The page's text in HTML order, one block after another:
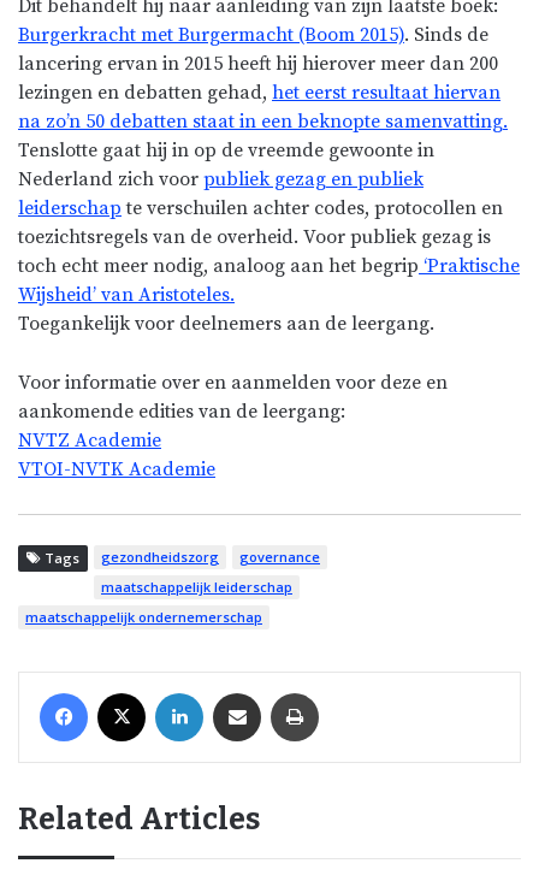
Dit behandelt hij naar aanleiding van zijn laatste boek:
Burgerkracht met Burgermacht (Boom 2015). Sinds de
lancering ervan in 2015 heeft hij hierover meer dan 200
lezingen en debatten gehad, het eerst resultaat hiervan
na zo’n 50 debatten staat in een beknopte samenvatting.
Tenslotte gaat hij in op de vreemde gewoonte in
Nederland zich voor publiek gezag en publiek
leiderschap te verschuilen achter codes, protocollen en
toezichtsregels van de overheid. Voor publiek gezag is
toch echt meer nodig, analoog aan het begrip ‘Praktische
Wijsheid’ van Aristoteles.
Toegankelijk voor deelnemers aan de leergang.
Voor informatie over en aanmelden voor deze en
aankomende edities van de leergang:
NVTZ Academie
VTOI-NVTK Academie
Tags gezondheidszorg
governance
maatschappelijk leiderschap
maatschappelijk ondernemerschap
Related Articles